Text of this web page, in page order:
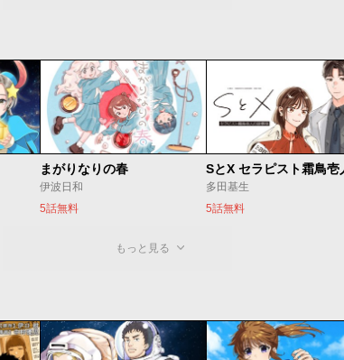
まがりなりの春
伊波日和
5話無料
多田基生
5話無料
もっと見る